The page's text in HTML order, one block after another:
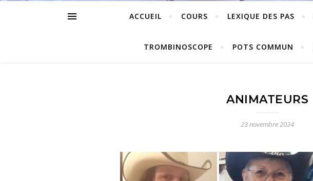
ACCUEIL COURS LEXIQUE DES PAS
TROMBINOSCOPE POTS COMMUN
ANIMATEURS
23 novembre 2024